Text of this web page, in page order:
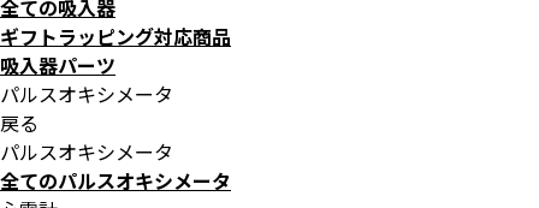
全ての吸入器
ギフトラッピング対応商品
吸入器パーツ
パルスオキシメータ
戻る
パルスオキシメータ
全てのパルスオキシメータ